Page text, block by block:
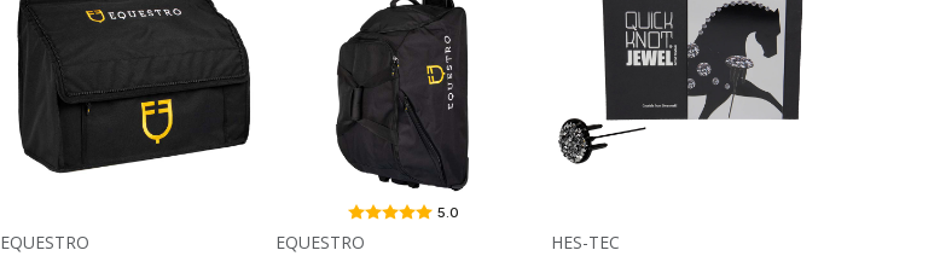
EQUESTRO
5.0
EQUESTRO HES-TEC